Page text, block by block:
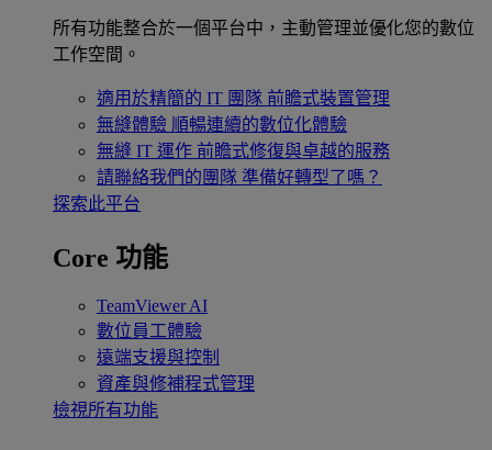
所有功能整合於一個平台中，主動管理並優化您的數位
工作空間。
適用於精簡的 IT 團隊 前瞻式裝置管理
無縫體驗 順暢連續的數位化體驗
無縫 IT 運作 前瞻式修復與卓越的服務
請聯絡我們的團隊 準備好轉型了嗎？
探索此平台
Core 功能
TeamViewer AI
數位員工體驗
遠端支援與控制
資產與修補程式管理
檢視所有功能